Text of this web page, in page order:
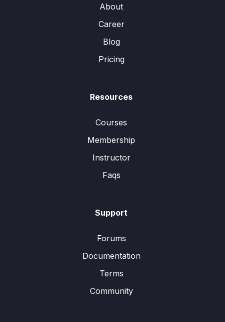
About
Career
Blog
Pricing
Resources
Courses
Membership
Instructor
Faqs
Support
Forums
Documentation
Terms
Community